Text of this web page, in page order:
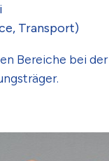
Transport)
Bereiche bei der